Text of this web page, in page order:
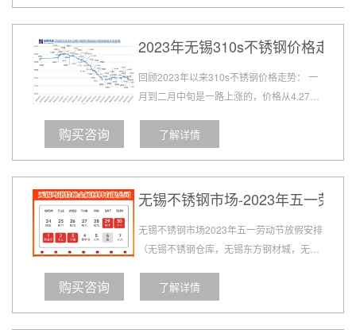
2023年无锡310s不锈钢价格走势
回顾2023年以来310s不锈钢价格走势： 一
月到二月中旬是一路上涨的，价格从4.27万/
1300左右， 二月中下旬310s不锈钢板价格
购买咨询 了解详情
无锡不锈钢市场-2023年五一劳动
无锡不锈钢市场2023年五一劳动节放假安排
（无锡不锈钢仓库，无锡东方钢材城，无锡
天，但是也有部分加工仓库节假日继续加班
购买咨询 了解详情